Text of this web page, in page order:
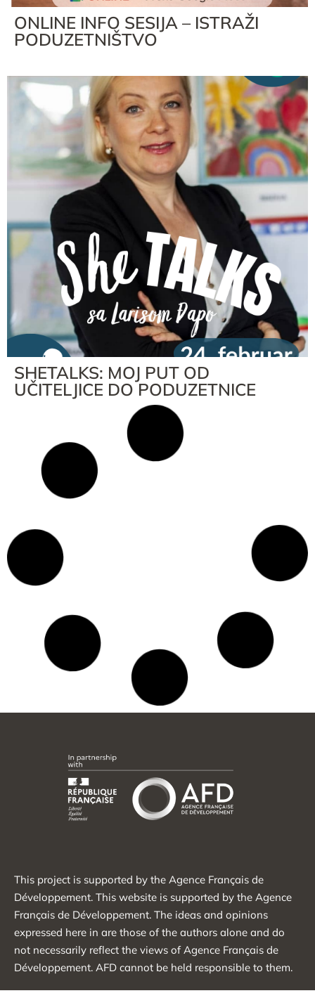
ONLINE INFO SESIJA – ISTRAŽI
PODUZETNIŠTVO
SHETALKS: MOJ PUT OD
UČITELJICE DO PODUZETNICE
This project is supported by the Agence Français de
Développement. This website is supported by the Agence
Français de Développement. The ideas and opinions
expressed here in are those of the authors alone and do
not necessarily reflect the views of Agence Français de
Développement. AFD cannot be held responsible to them.